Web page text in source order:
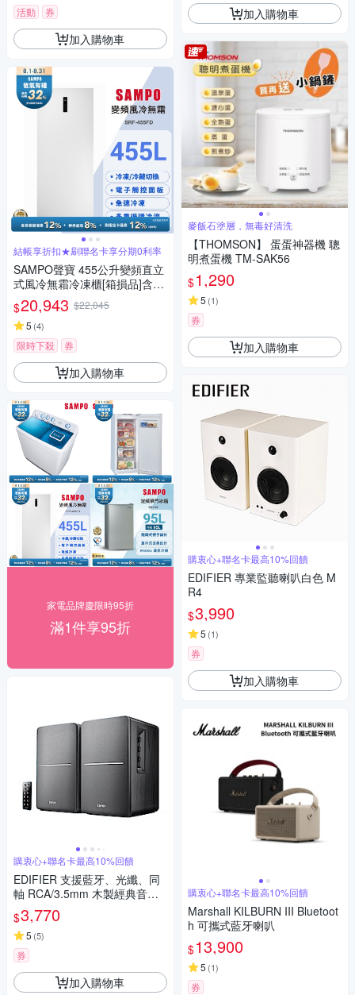
活動 券
加入購物車
結帳享折扣★刷聯名卡享分期0利率
SAMPO聲寶 455公升變頻直立
式風冷無霜冷凍櫃[箱損品]含基
本安裝+舊機回收
$20,943 $22,045
5 (4)
限時下殺 券
加入購物車
家電品牌慶限時95折
滿1件享95折
購衷心+聯名卡最高10%回饋
EDIFIER 支援藍牙、光纖、同
軸 RCA/3.5mm 木製經典音箱
R1280DB
$3,770
5 (5)
券
加入購物車
加入購物車
麥飯石塗層，無毒好清洗
【THOMSON】 蛋蛋神器機 聰
明煮蛋機 TM-SAK56
$1,290
5 (1)
券
加入購物車
購衷心+聯名卡最高10%回饋
EDIFIER 專業監聽喇叭白色 M
R4
$3,990
5 (1)
券
加入購物車
購衷心+聯名卡最高10%回饋
Marshall KILBURN III Bluetoot
h 可攜式藍牙喇叭
$13,900
5 (1)
券